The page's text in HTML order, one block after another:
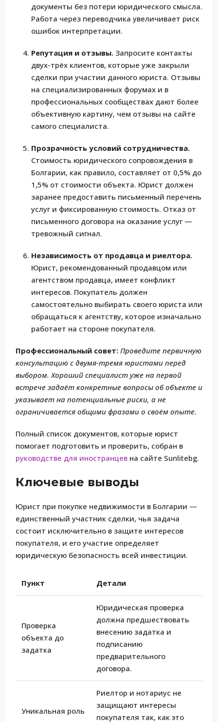
документы без потери юридического смысла.
Работа через переводчика увеличивает риск
ошибок интерпретации.
Репутация и отзывы. Запросите контакты
двух-трёх клиентов, которые уже закрыли
сделки при участии данного юриста. Отзывы
на специализированных форумах и в
профессиональных сообществах дают более
объективную картину, чем отзывы на сайте
самого специалиста.
Прозрачность условий сотрудничества.
Стоимость юридического сопровождения в
Болгарии, как правило, составляет от 0,5% до
1,5% от стоимости объекта. Юрист должен
заранее предоставить письменный перечень
услуг и фиксированную стоимость. Отказ от
письменного договора на оказание услуг —
тревожный сигнал.
Независимость от продавца и риелтора.
Юрист, рекомендованный продавцом или
агентством продавца, имеет конфликт
интересов. Покупатель должен
самостоятельно выбирать своего юриста или
обращаться к агентству, которое изначально
работает на стороне покупателя.
Профессиональный совет: Проведите первичную
консультацию с двумя-тремя юристами перед
выбором. Хороший специалист уже на первой
встрече задаёт конкретные вопросы об объекте и
указывает на потенциальные риски, а не
ограничивается общими фразами о своём опыте.
Полный список документов, которые юрист
помогает подготовить и проверить, собран в
руководстве для иностранцев на сайте Sunlitebg.
Ключевые выводы
Юрист при покупке недвижимости в Болгарии —
единственный участник сделки, чья задача
состоит исключительно в защите интересов
покупателя, и его участие определяет
юридическую безопасность всей инвестиции.
Пункт Детали
Проверка
объекта до
задатка
Юридическая проверка
должна предшествовать
внесению задатка и
подписанию
предварительного
договора.
Уникальная роль
Риелтор и нотариус не
защищают интересы
покупателя так, как это